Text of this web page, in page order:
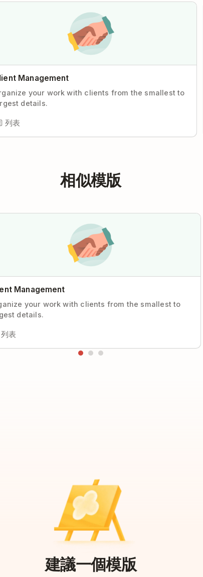
Management
your work with clients from the smallest to
details.
列表
相似模版
Management
your work with clients from the smallest to
details.
列表
建議一個模版